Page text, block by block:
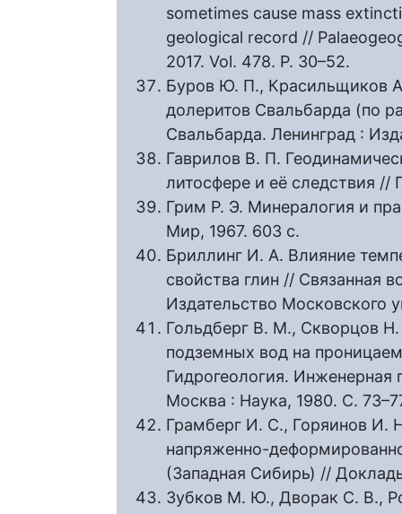
sometimes cause mass
geological record //
2017. Vol. 478. P. 30–52.
Буров Ю. П., Красильщиков
долеритов Свальбарда (по
Свальбарда. Ленинград :
Гаврилов В. П.
литосфере и её следствия //
Грим Р. Э. Минералогия и
Мир, 1967. 603 с.
Бриллинг И. А. Влияние
свойства глин // Связанная
Издательство Московского
Гольдберг В. М., Скворцов
подземных вод на
Гидрогеология. Инженерная
Москва : Наука, 1980. С.
Грамберг И. С., Горяинов И.
напряженно-
(Западная Сибирь) //
Зубков М. Ю., Дворак С. В.,